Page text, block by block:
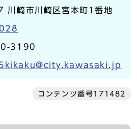
崎市川崎区宮本町1番地
3190
コンテンツ番号171482